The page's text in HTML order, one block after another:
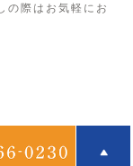
の際はお気軽にお